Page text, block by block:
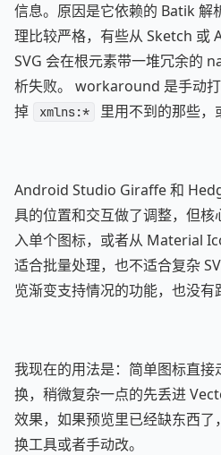
信息。原因是它依赖的 Batik 解
理比较严格，有些从 Sketch
SVG 会在根元素带一堆冗余的
析失败。 workaround 是手动打
掉
xmlns:* 里用不到的那些，
Android Studio Giraffe 和
具的位置和交互做了调整，但
入单个图标，或者从 Material
适合批量处理，也不适合复杂
览渐变支持情况的功能，也没有
我现在的用法是：简单图标直
换，稍微复杂一点的先丢进
效果，如果预览里已经缺东西
换工具或者手动改。